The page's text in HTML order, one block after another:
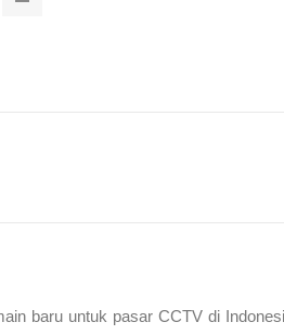
baru untuk pasar CCTV di